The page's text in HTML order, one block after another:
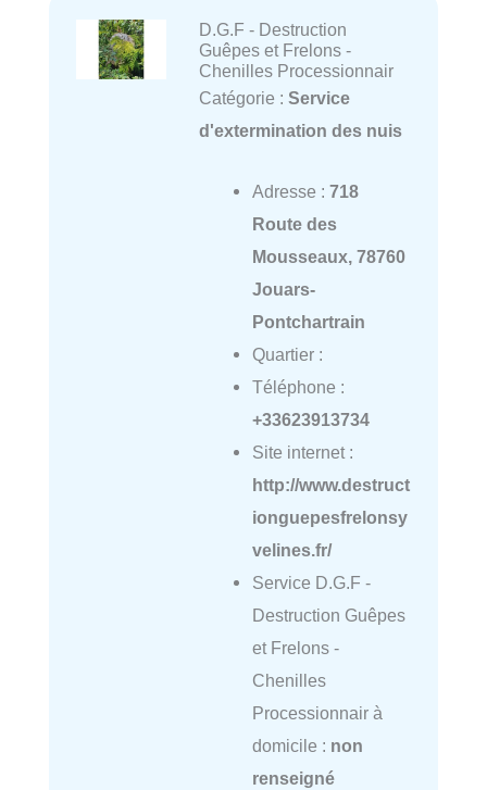
D.G.F - Destruction
Guêpes et Frelons -
Chenilles Processionnair
Catégorie : Service
d'extermination des nuis
Adresse : 718
Route des
Mousseaux, 78760
Jouars-
Pontchartrain
Quartier :
Téléphone :
+33623913734
Site internet :
http://www.destruct
ionguepesfrelonsy
velines.fr/
Service D.G.F -
Destruction Guêpes
et Frelons -
Chenilles
Processionnair à
domicile : non
renseigné